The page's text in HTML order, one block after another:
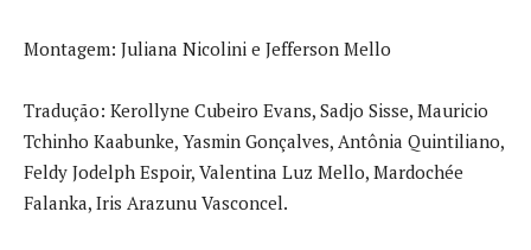
Montagem: Juliana Nicolini e Jefferson Mello
Tradução: Kerollyne Cubeiro Evans, Sadjo Sisse, Mauricio
Tchinho Kaabunke, Yasmin Gonçalves, Antônia Quintiliano,
Feldy Jodelph Espoir, Valentina Luz Mello, Mardochée
Falanka, Iris Arazunu Vasconcel.